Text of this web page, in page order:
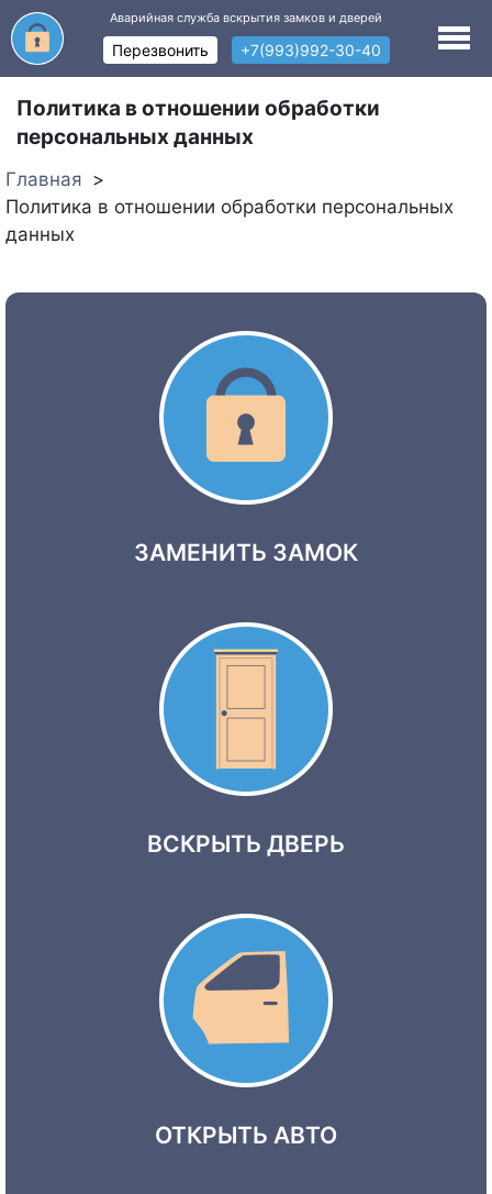
Аварийная служба вскрытия замков и дверей
Перезвонить +7(993)992-30-40
Политика в отношении обработки
персональных данных
Главная
Политика в отношении обработки персональных
данных
ЗАМЕНИТЬ ЗАМОК
ВСКРЫТЬ ДВЕРЬ
ОТКРЫТЬ АВТО